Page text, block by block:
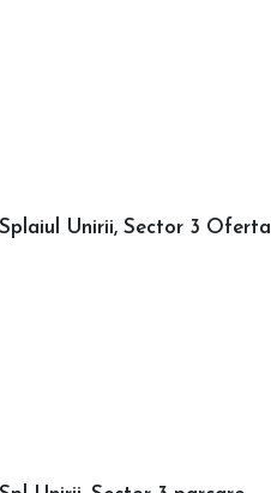
Unirii, Sector 3 Oferta